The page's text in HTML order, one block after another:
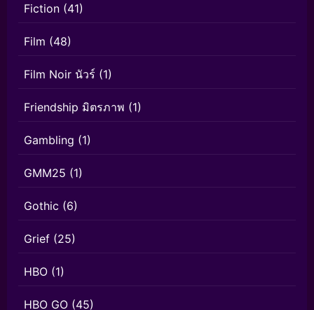
Fiction (41)
Film (48)
Film Noir นัวร์ (1)
Friendship มิตรภาพ (1)
Gambling (1)
GMM25 (1)
Gothic (6)
Grief (25)
HBO (1)
HBO GO (45)